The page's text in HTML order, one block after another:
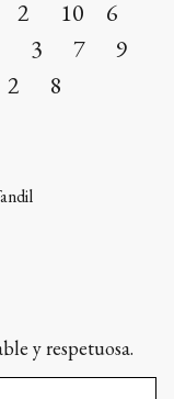
2 10 6
1 3 7 9
2 8
y respetuosa.